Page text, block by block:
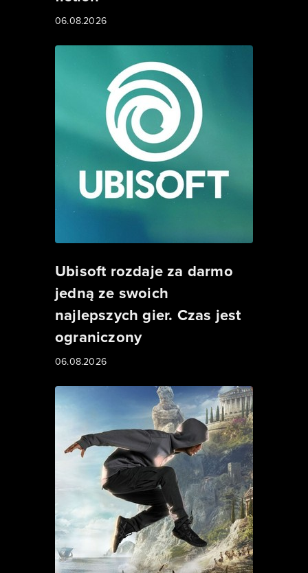
06.08.2026
Ubisoft rozdaje za darmo
jedną ze swoich
najlepszych gier. Czas jest
ograniczony
06.08.2026